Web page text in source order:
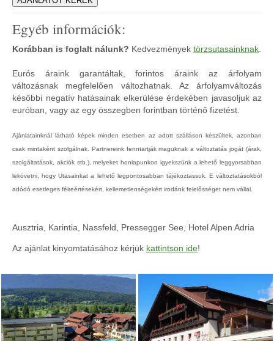
Egyéb információk:
Korábban is foglalt nálunk? Kedvezmények törzsutasainknak.
Eurós áraink garantáltak, forintos áraink az árfolyam
változásnak megfelelően változhatnak. Az árfolyamváltozás
későbbi negatív hatásainak elkerülése érdekében javasoljuk az
euróban, vagy az egy összegben forintban történő fizetést.
Ajánlatainknál látható képek minden esetben az adott szálláson készültek, azonban
csak mintaként szolgálnak. Partnereink fenntartják maguknak a változtatás jogát (árak,
szolgáltatások, akciók stb.), melyeket honlapunkon igyekszünk a lehető leggyorsabban
lekövetni, hogy Utasainkat a lehető legpontosabban tájékoztassuk. E változtatásokból
adódó esetleges félreértésekért, kellemetlenségekért irodánk felelősséget nem vállal.
Ausztria, Karintia, Nassfeld, Pressegger See, Hotel Alpen Adria
Az ajánlat kinyomtatásához kérjük kattintson ide!